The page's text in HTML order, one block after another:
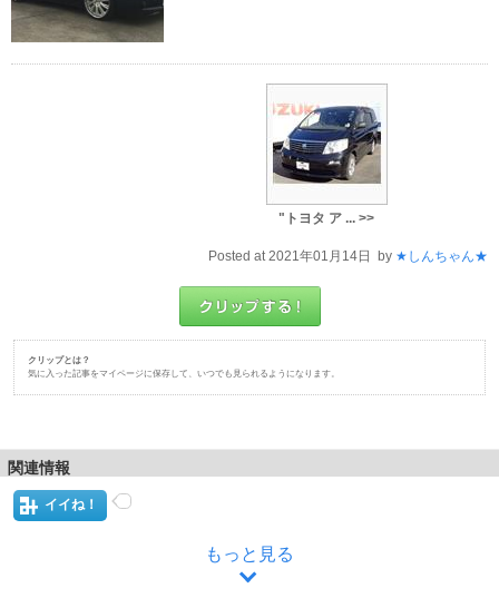
"トヨタ ア ... >>
Posted at 2021年01月14日 by ★しんちゃん★
クリップとは？
気に入った記事をマイページに保存して、いつでも見られるようになります。
関連情報
イイね！
もっと見る